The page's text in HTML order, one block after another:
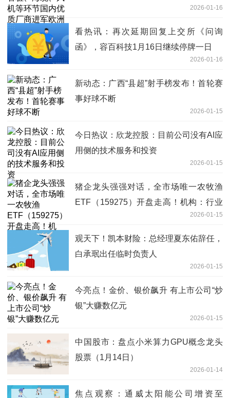
2026-01-16
看热讯：再次延期回复上交所《问询
函》，容百科技1月16日继续停牌一日
2026-01-16
新动态：广西“县超”射手榜发布！首轮赛
事好球不断
2026-01-15
今日热议：欣龙控股：目前公司没有AI应
用侧的技术服务和投资
2026-01-15
猪企龙头强强对话，全市场唯一农牧渔
ETF（159275）开盘走高！机构：行业
2026-01-15
观天下！凯本财险：总经理夏东佑辞任，
白承珉出任临时负责人
2026-01-15
今亮点！金价、银价飙升 有上市公司“炒
银”大赚数亿元
2026-01-15
中国股市：盘点小米算力GPU概念龙头
股票（1月14日）
2026-01-14
焦点观察：通威太阳能公司增资至